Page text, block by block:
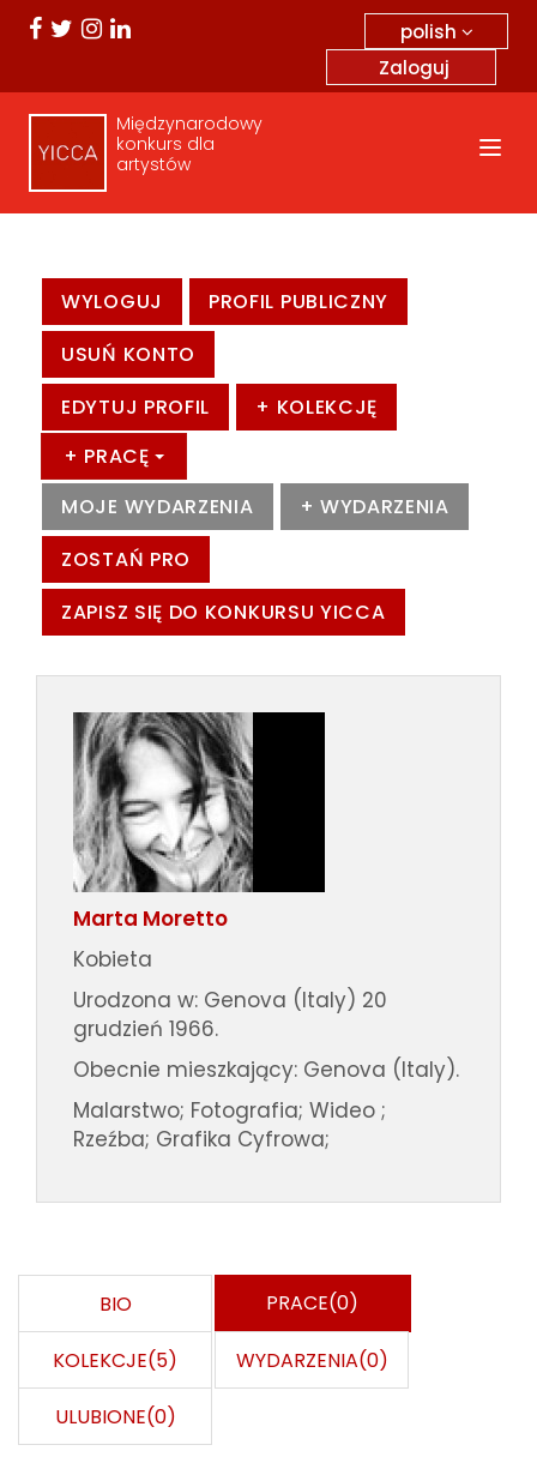
polish
Zaloguj
Międzynarodowy
konkurs dla
artystów
WYLOGUJ
PROFIL PUBLICZNY
USUŃ KONTO
EDYTUJ PROFIL
+ KOLEKCJĘ
+ PRACĘ
MOJE WYDARZENIA
+ WYDARZENIA
ZOSTAŃ PRO
ZAPISZ SIĘ DO KONKURSU YICCA
Marta Moretto
Kobieta
Urodzona w: Genova (Italy) 20
grudzień 1966.
Obecnie mieszkający: Genova (Italy).
Malarstwo; Fotografia; Wideo ;
Rzeźba; Grafika Cyfrowa;
BIO PRACE(0)
KOLEKCJE(5) WYDARZENIA(0)
ULUBIONE(0)